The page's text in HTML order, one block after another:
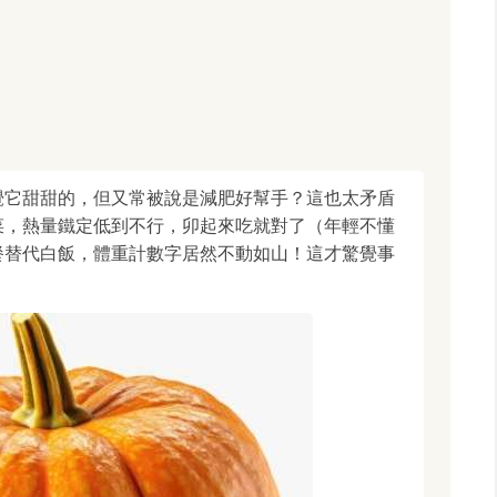
甜甜的，但又常被說是減肥好幫手？這也太矛盾
熱量鐵定低到不行，卯起來吃就對了（年輕不懂
代白飯，體重計數字居然不動如山！這才驚覺事